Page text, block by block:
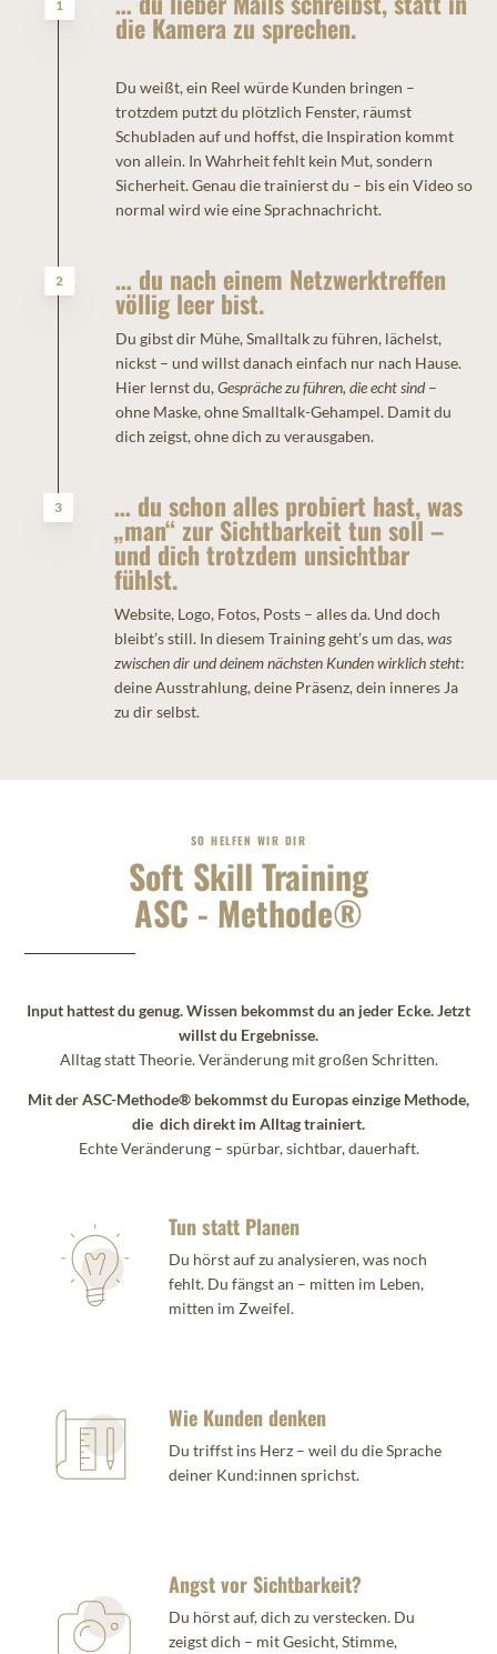
1
die Kamera zu sprechen.
Du weißt, ein Reel würde Kunden bringen –
trotzdem putzt du plötzlich Fenster, räumst
Schubladen auf und hoffst, die Inspiration kommt
von allein. In Wahrheit fehlt kein Mut, sondern
Sicherheit. Genau die trainierst du – bis ein Video so
normal wird wie eine Sprachnachricht.
2 … du nach einem Netzwerktreffen
völlig leer bist.
Du gibst dir Mühe, Smalltalk zu führen, lächelst,
nickst – und willst danach einfach nur nach Hause.
Hier lernst du,Gespräche zu führen, die echt sind–
ohne Maske, ohne Smalltalk-Gehampel. Damit du
dich zeigst, ohne dich zu verausgaben.
3 … du schon alles probiert hast, was
„man“ zur Sichtbarkeit tun soll –
und dich trotzdem unsichtbar
fühlst.
Website, Logo, Fotos, Posts – alles da. Und doch
bleibt’s still. In diesem Training geht’s um das,was
zwischen dir und deinem nächsten Kunden wirklich steht:
deine Ausstrahlung, deine Präsenz, dein inneres Ja
zu dir selbst.
SO HELFEN WIR DIR
Soft Skill Training
ASC - Methode®
Input hattest du genug. Wissen bekommst du an jeder Ecke. Jetzt
willst du Ergebnisse.
Alltag statt Theorie. Veränderung mit großen Schritten.
Mit der ASC-Methode® bekommst du Europas einzige Methode,
die dich direkt im Alltag trainiert.
Echte Veränderung – spürbar, sichtbar, dauerhaft.
Tun statt Planen
Du hörst auf zu analysieren, was noch
fehlt. Du fängst an – mitten im Leben,
mitten im Zweifel.
Wie Kunden denken
Du triffst ins Herz – weil du die Sprache
deiner Kund:innen sprichst.
Angst vor Sichtbarkeit?
Du hörst auf, dich zu verstecken. Du
zeigst dich – mit Gesicht, Stimme,